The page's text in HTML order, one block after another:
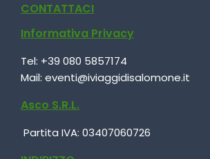
CONTATTACI
Informativa Privacy
Tel: +39 080 5857174
Mail: eventi@iviaggidisalomone.it
Asco S.R.L.
Partita IVA: 03407060726